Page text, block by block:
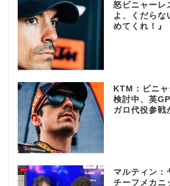
怒ビニャーレ
よ、くだらな
めてくれ！』
KTM：ビニ
検討中、英
ガロ代役参戦
マルティン：
チーフメカニ